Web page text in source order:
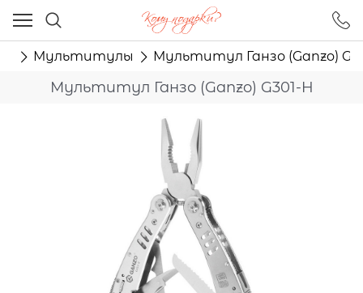
Мультитулы Мультитул Ганзо (Ganzo)
Мультитул Ганзо (Ganzo) G301-H
Ваш город - Москва,
угадали?
ДА НЕТ